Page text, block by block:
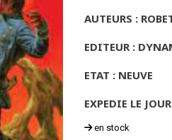
AUTEURS :
EDITEUR :
ETAT : NEUVE
EXPEDIE LE
en stock